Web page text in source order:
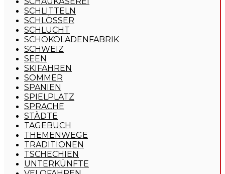
SCHLITTELN
SCHLÖSSER
SCHLUCHT
SCHOKOLADENFABRIK
SCHWEIZ
SEEN
SKIFAHREN
SOMMER
SPANIEN
SPIELPLATZ
SPRACHE
STÄDTE
TAGEBUCH
THEMENWEGE
TRADITIONEN
TSCHECHIEN
UNTERKÜNFTE